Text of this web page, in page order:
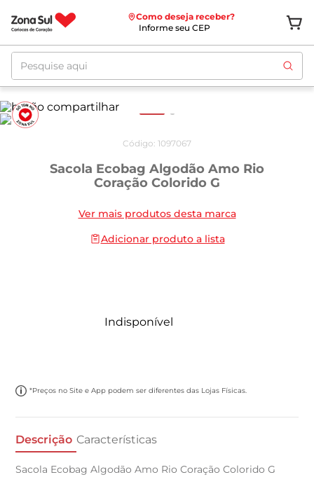
Como deseja receber?
Informe seu CEP
Pesquise aqui
Código: 1097067
Sacola Ecobag Algodão Amo Rio
Coração Colorido G
Ver mais produtos desta marca
Adicionar produto a lista
Indisponível
*Preços no Site e App podem ser diferentes das Lojas Físicas.
Descrição Características
Sacola Ecobag Algodão Amo Rio Coração Colorido G